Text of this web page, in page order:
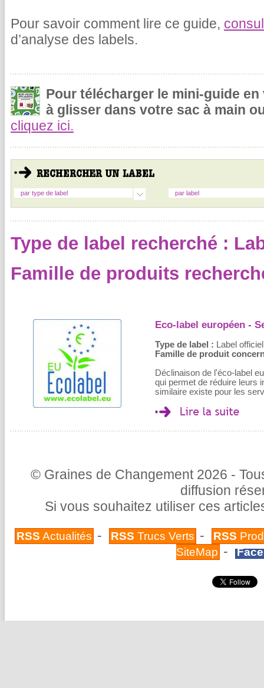
Pour savoir comment lire ce guide,
d’analyse des labels.
Pour télécharger le mini-guide
à glisser dans votre sac à main
cliquez ici.
par type de label par label
Type de label recherché :
Famille de produits
Eco-label européen -
Type de label : Label officiel
Famille de produit
Déclinaison de l'éco-label
qui permet de réduire leurs
similaire existe pour les
© Graines de Changement 2026 -
diffusion
Si vous souhaitez utiliser ces
RSS Actualités - RSS Trucs Verts - RSS
SiteMap -